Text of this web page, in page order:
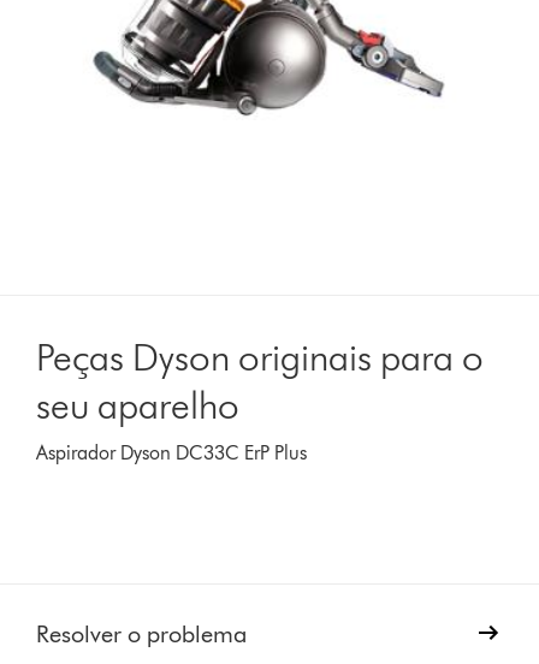
Peças Dyson originais para o
seu aparelho
Aspirador Dyson DC33C ErP Plus
Resolver o problema